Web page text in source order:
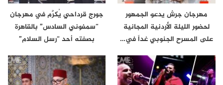
مهرجان جرش يدعو الجمهور
لحضور الليلة الأردنية المجانية
على المسرح الجنوبي غداً في…
جورج قرداحي يُكرَّم في مهرجان
“سمفوني السادس” بالقاهرة
بصفته أحد “رسل السلام”